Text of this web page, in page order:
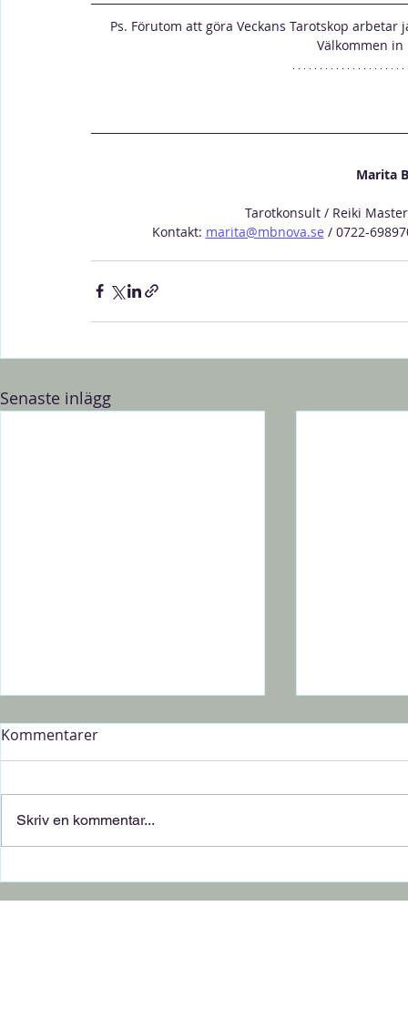
Ps. Förutom att göra Veckans Tarotskop
Välkommen
Marita
Tarotkonsult / Reiki
Kontakt: marita@mbnova.se / 0722-
Senaste inlägg
Befria släkten - befria dig
själv. En blogg om karma
"Jag ska
föräldrar",
Kommentarer
Skriv en kommentar...